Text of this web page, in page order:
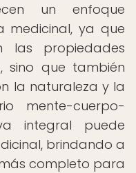
un enfoque
medicinal, ya que
propiedades
sino que también
la naturaleza y la
mente-cuerpo-
integral puede
brindando a
completo para